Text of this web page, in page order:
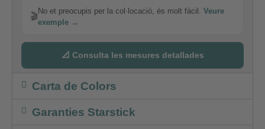
🎬
No et preocupis per la col·locació, és molt fàcil. Veure
exemple →
📐 Consulta les mesures detallades
Carta de Colors
Garanties Starstick